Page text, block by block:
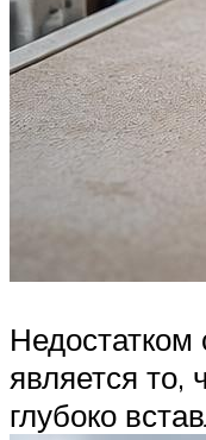
Недостатком
является то,
глубоко